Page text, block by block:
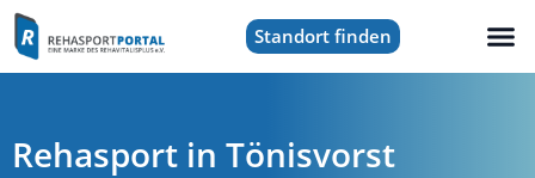
Standort finden
Rehasport in Tönisvorst